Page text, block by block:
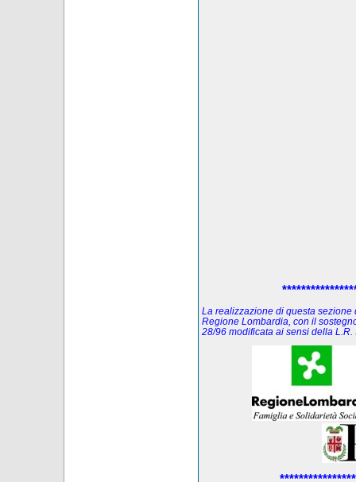
La realizzazione di questa sezione
Regione Lombardia, con il
28/96 modificata ai sensi della